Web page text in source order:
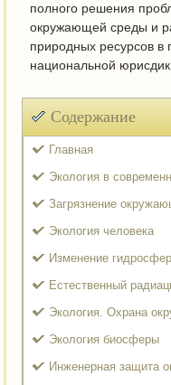
полного решения
окружающей среды и
природных ресурсов
национальной
Содержание
Главная
Экология в
Загрязнение
Экология человека
Изменение
Естественный
Экология. Охрана
Экология биосферы
Инженерная защита